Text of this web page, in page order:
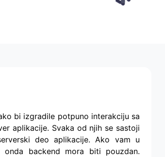
bi izgradile potpuno interakciju sa
aplikacije. Svaka od njih se sastoji
deo aplikacije. Ako vam u
backend mora biti pouzdan.